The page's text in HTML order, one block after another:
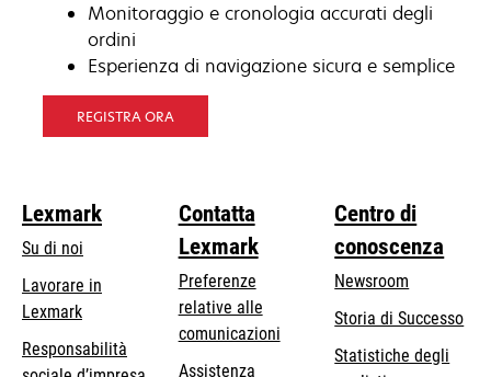
Monitoraggio e cronologia accurati degli
ordini
Esperienza di navigazione sicura e semplice
REGISTRA ORA
Lexmark
Su di noi
Lavorare in
Lexmark
Responsabilità
Contatta
Lexmark
Preferenze
relative alle
comunicazioni
Assistenza
Centro di
conoscenza
Newsroom
Storia di Successo
Statistiche degli